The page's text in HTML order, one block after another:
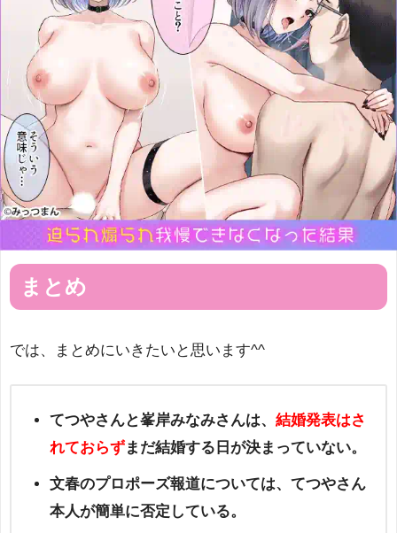
まとめ
では、まとめにいきたいと思います^^
てつやさんと峯岸みなみさんは、 結婚発表はさ
れておらずまだ結婚する日が決まっていない。
文春のプロポーズ報道については、てつやさん
本人が簡単に否定している。